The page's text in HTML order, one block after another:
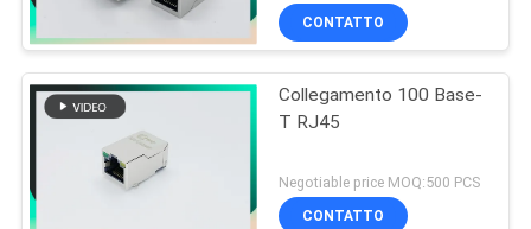
CONTATTO
Collegamento 100 Base-
T RJ45
Negotiable price MOQ:500 PCS
CONTATTO